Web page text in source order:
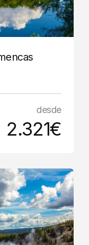
desde
2.321€